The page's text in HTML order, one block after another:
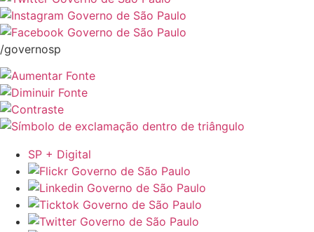
/governosp
SP + Digital